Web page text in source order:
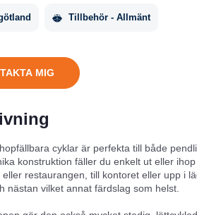
Tillbehör - Allmänt
MIG
cyklar är perfekta till både
konstruktion fäller du enkelt ut eller
eller restaurangen, till kontoret eller upp i
nästan vilket annat färdslag som helst.